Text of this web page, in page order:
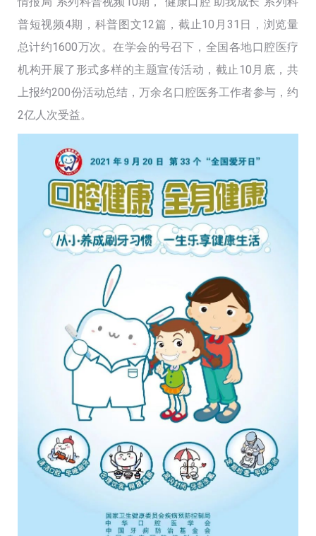
普短视频4期，科普图文12篇，截止10月31日，浏览量
总计约1600万次。在学会的号召下，全国各地口腔医疗
机构开展了形式多样的主题宣传活动，截止10月底，共
上报约200份活动总结，万余名口腔医务工作者参与，约
2亿人次受益。